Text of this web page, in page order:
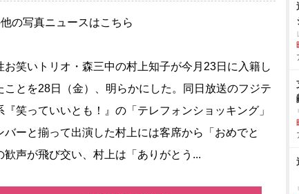
の写真ニュースはこちら
笑いトリオ・森三中の村上知子が今月23日に入籍し
ことを28日（金）、明らかにした。同日放送のフジテ
『笑っていいとも！』の「テレフォンショッキング」
バーと揃って出演した村上には客席から「おめでと
歓声が飛び交い、村上は「ありがとう...